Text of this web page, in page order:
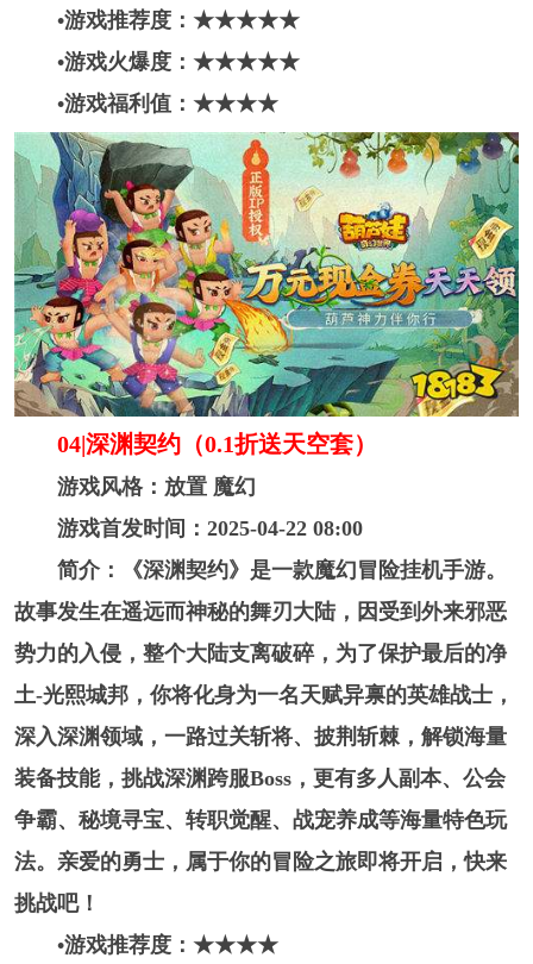
•游戏推荐度：★★★★★
•游戏火爆度：★★★★★
•游戏福利值：★★★★
04|深渊契约（0.1折送天空套）
游戏风格：放置 魔幻
游戏首发时间：2025-04-22 08:00
简介：《深渊契约》是一款魔幻冒险挂机手游。
故事发生在遥远而神秘的舞刃大陆，因受到外来邪恶
势力的入侵，整个大陆支离破碎，为了保护最后的净
土-光熙城邦，你将化身为一名天赋异禀的英雄战士，
深入深渊领域，一路过关斩将、披荆斩棘，解锁海量
装备技能，挑战深渊跨服Boss，更有多人副本、公会
争霸、秘境寻宝、转职觉醒、战宠养成等海量特色玩
法。亲爱的勇士，属于你的冒险之旅即将开启，快来
挑战吧！
•游戏推荐度：★★★★